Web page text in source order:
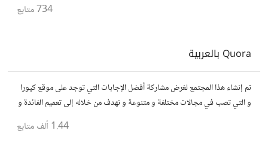
734متابع
Quora بالعربية
تم إنشاء هذا المجتمع لغرض مشاركة أفضل الإجابات التي توجد على موقع كيورا
و التي تصب في مجالات مختلفة و متنوعة و نهدف من خلاله إلى تعميم الفائدة و
1.44 ألف متابع